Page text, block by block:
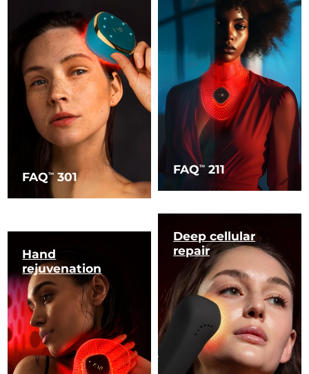
FAQTM 301
FAQTM 211
Hand
rejuvenation
Deep cellular
repair